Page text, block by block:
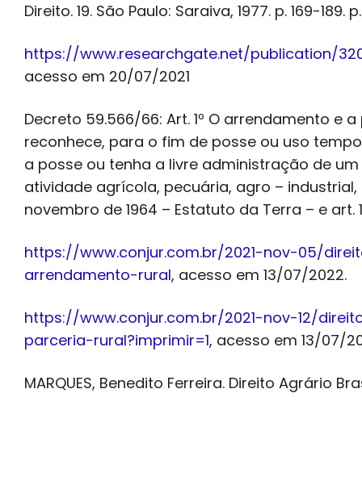
Direito. 19. São Paulo: Saraiva, 1977. p. 169-189. p.
https://www.researchgate.net/publication/
acesso em 20/07/2021
Decreto 59.566/66: Art. 1º O arrendamento
reconhece, para o fim de posse ou uso
a posse ou tenha a livre administração de
atividade agrícola, pecuária, agro –
novembro de 1964 – Estatuto da Terra – e art.
https://www.conjur.com.br/2021-nov-05/
arrendamento-rural, acesso em 13/07/2022.
https://www.conjur.com.br/2021-nov-12/
parceria-rural?imprimir=1, acesso em 13/07/
MARQUES, Benedito Ferreira. Direito Agrário